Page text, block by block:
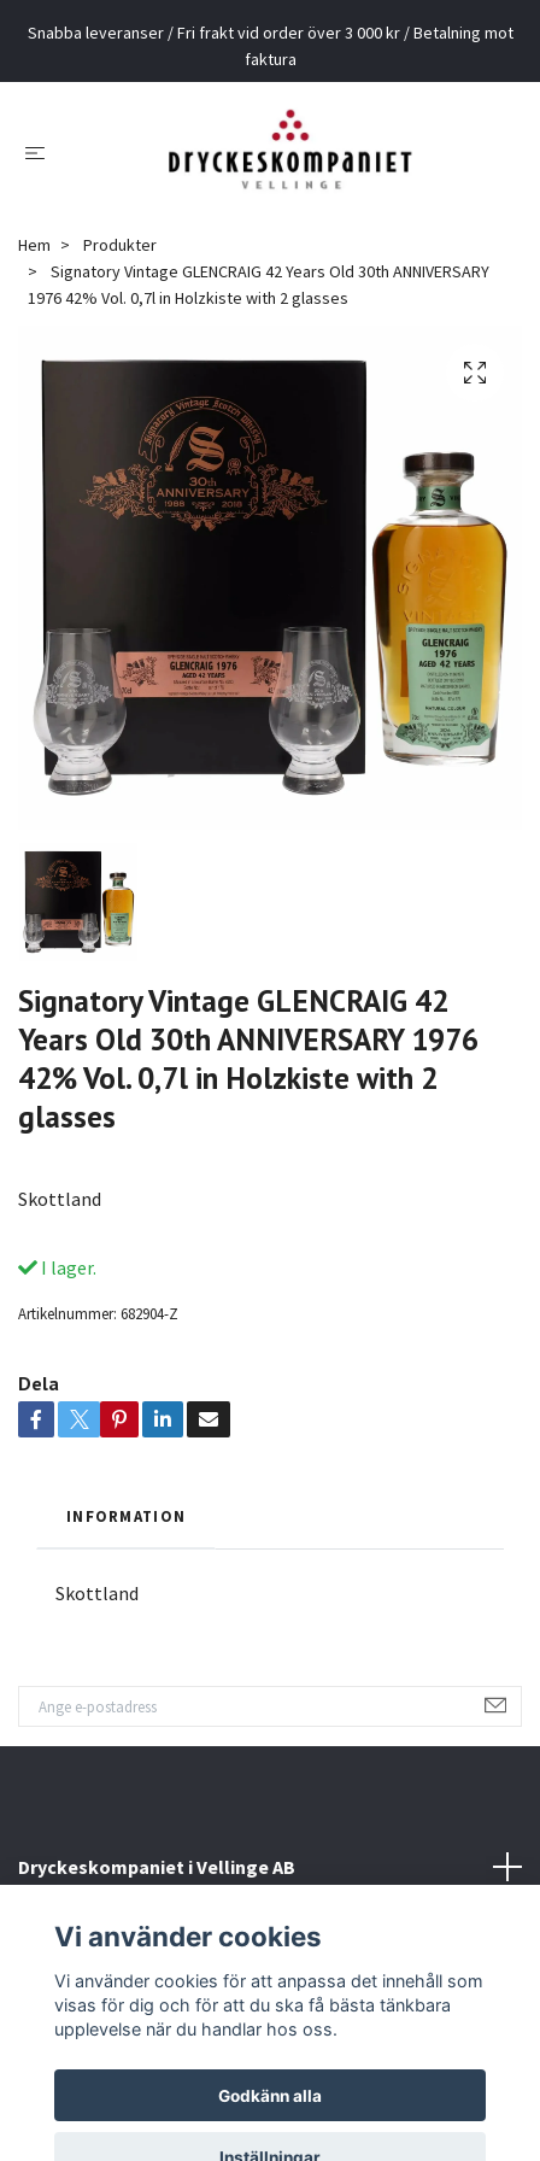
Snabba leveranser / Fri frakt vid order över 3 000 kr / Betalning mot
faktura
Hem
Produkter
Signatory Vintage GLENCRAIG 42 Years Old 30th ANNIVERSARY
1976 42% Vol. 0,7l in Holzkiste with 2 glasses
Signatory Vintage GLENCRAIG 42
Years Old 30th ANNIVERSARY 1976
42% Vol. 0,7l in Holzkiste with 2
glasses
Skottland
I lager.
Artikelnummer: 682904-Z
Dela
INFORMATION
Skottland
Dryckeskompaniet i Vellinge AB
Kontakta oss
Sociala medier
© 2026 Dryckeskompaniet i Vellinge
Vi använder cookies
Vi använder cookies för att anpassa det innehåll som
visas för dig och för att du ska få bästa tänkbara
upplevelse när du handlar hos oss.
Godkänn alla